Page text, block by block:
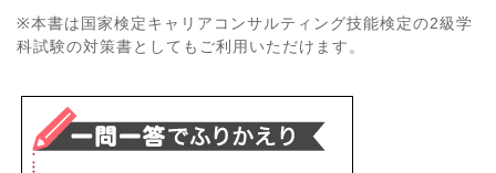
※本書は国家検定キャリアコンサルティング技能検定の2級学
科試験の対策書としてもご利用いただけます。